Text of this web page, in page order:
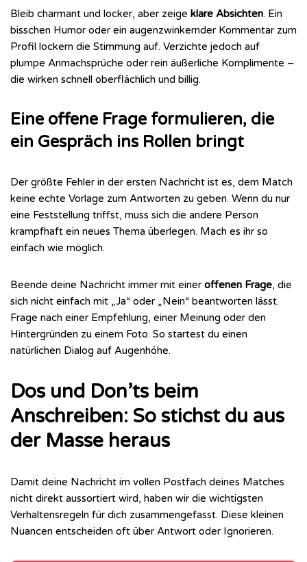
Bleib charmant und locker, aber zeige klare Absichten. Ein
bisschen Humor oder ein augenzwinkernder Kommentar zum
Profil lockern die Stimmung auf. Verzichte jedoch auf
plumpe Anmachsprüche oder rein äußerliche Komplimente –
die wirken schnell oberflächlich und billig.
Eine offene Frage formulieren, die
ein Gespräch ins Rollen bringt
Der größte Fehler in der ersten Nachricht ist es, dem Match
keine echte Vorlage zum Antworten zu geben. Wenn du nur
eine Feststellung triffst, muss sich die andere Person
krampfhaft ein neues Thema überlegen. Mach es ihr so
einfach wie möglich.
Beende deine Nachricht immer mit einer offenen Frage, die
sich nicht einfach mit „Ja“ oder „Nein“ beantworten lässt.
Frage nach einer Empfehlung, einer Meinung oder den
Hintergründen zu einem Foto. So startest du einen
natürlichen Dialog auf Augenhöhe.
Dos und Don’ts beim
Anschreiben: So stichst du aus
der Masse heraus
Damit deine Nachricht im vollen Postfach deines Matches
nicht direkt aussortiert wird, haben wir die wichtigsten
Verhaltensregeln für dich zusammengefasst. Diese kleinen
Nuancen entscheiden oft über Antwort oder Ignorieren.